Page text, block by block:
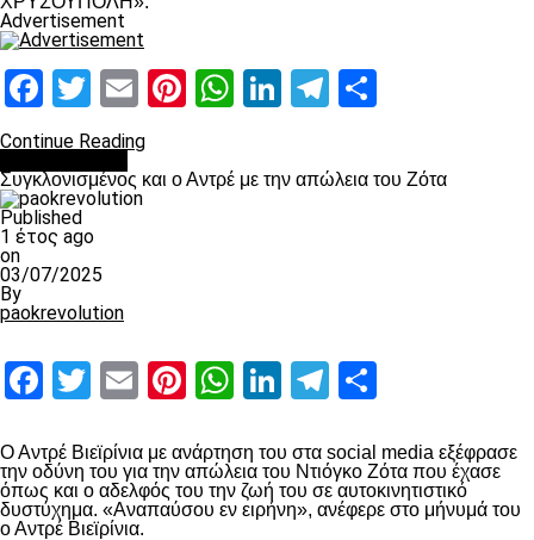
Advertisement
Facebook
Twitter
EmailPinterest
WhatsApp
LinkedIn
Telegram
Continue Reading
Συγκλονισμένος και ο Αντρέ με την απώλεια του Ζότα
Published
1 έτος ago
on
03/07/2025
By
paokrevolution
Facebook
Twitter
EmailPinterest
WhatsApp
LinkedIn
Telegram
Ο Αντρέ Βιεϊρίνια με ανάρτηση του στα social media εξέφρασε
την οδύνη του για την απώλεια του Ντιόγκο Ζότα που έχασε
όπως και ο αδελφός του την ζωή του σε αυτοκινητιστικό
δυστύχημα. «Αναπαύσου εν ειρήνη», ανέφερε στο μήνυμά του
ο Αντρέ Βιεϊρίνια.